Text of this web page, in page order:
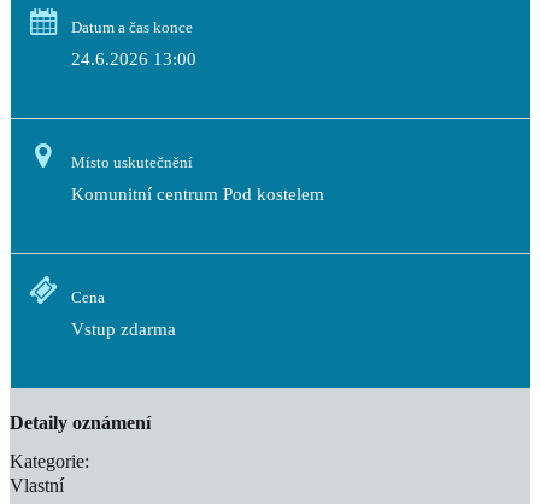
Datum a čas konce
24.6.2026 13:00
Místo uskutečnění
Komunitní centrum Pod kostelem
Cena
Vstup zdarma
Detaily oznámení
Kategorie:
Vlastní